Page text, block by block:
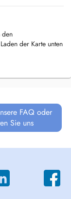
der Karte unten
FAQ oder
Sie uns